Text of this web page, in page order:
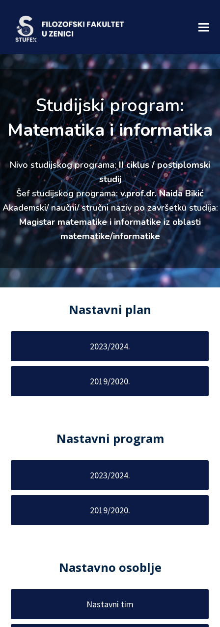
Studijski program:
Matematika i informatika
Nivo studijskog programa:II ciklus / postiplomski
studij
Šef studijskog programa:v.prof.dr. Naida Bikić
Akademski/ naučni/ stručni naziv po završetku studija:
Magistar matematike i informatike iz oblasti
matematike/informatike
Nastavni plan
2023/2024.
2019/2020.
Nastavni program
2023/2024.
2019/2020.
Nastavno osoblje
Nastavni tim